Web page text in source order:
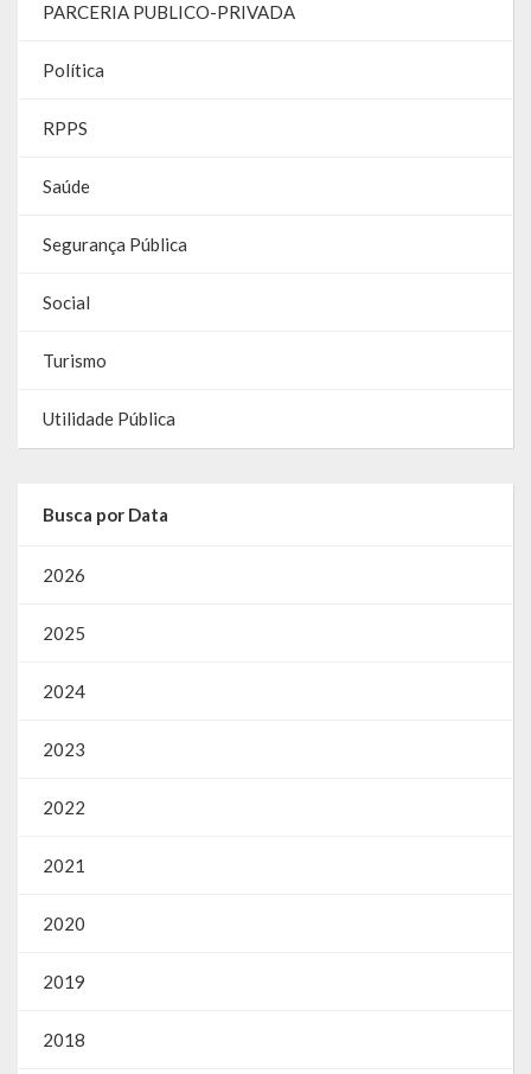
O que é?
Perguntas e Respostas
PARCERIA PUBLICO-PRIVADA
Política
RPPS
Saúde
Segurança Pública
Social
Turismo
Utilidade Pública
Busca por Data
2026
2025
2024
2023
2022
2021
2020
2019
2018